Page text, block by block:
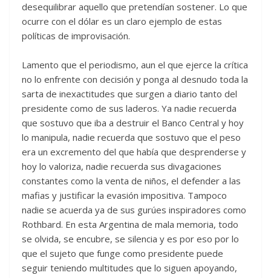
desequilibrar aquello que pretendían sostener. Lo que
ocurre con el dólar es un claro ejemplo de estas
políticas de improvisación.
Lamento que el periodismo, aun el que ejerce la crítica
no lo enfrente con decisión y ponga al desnudo toda la
sarta de inexactitudes que surgen a diario tanto del
presidente como de sus laderos. Ya nadie recuerda
que sostuvo que iba a destruir el Banco Central y hoy
lo manipula, nadie recuerda que sostuvo que el peso
era un excremento del que había que desprenderse y
hoy lo valoriza, nadie recuerda sus divagaciones
constantes como la venta de niños, el defender a las
mafias y justificar la evasión impositiva. Tampoco
nadie se acuerda ya de sus gurúes inspiradores como
Rothbard. En esta Argentina de mala memoria, todo
se olvida, se encubre, se silencia y es por eso por lo
que el sujeto que funge como presidente puede
seguir teniendo multitudes que lo siguen apoyando,